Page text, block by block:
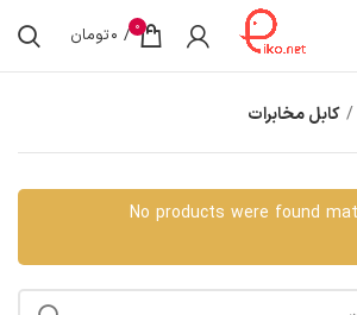
0
/
0تومان
کابل مخابرات
No products were found